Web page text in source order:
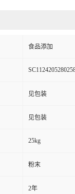
食品添加
见包装
见包装
25kg
粉末
2年